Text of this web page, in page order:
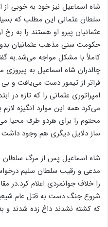
شاه اسماعیل نیز خود به خوبی از
سلطان عثمانی این مطلب که
عثمانیان پیرو او هستند را به
حکومت سنی مذهب عثمانیان
کاملاً با مشکل مواجه می‌شد.به
چالدران شاه اسماعیل به
فراتر از تیمور دست می‌یافت
امپراتوری عثمانی را که تازه در
می‌کرد همه این موارد انگیزه
محتوم را برای هردو طرف محیا
ساز دلایل دیگری هم وجود داشت
شاه اسماعیل پس از مرگ سلطان
مدعی و رقیب سلطان سلیم
را خلاف جوانمردی اعلام کرد.در
شروع جنگ دست به قتل عام
که کشته نشدند داغ زده شدند و